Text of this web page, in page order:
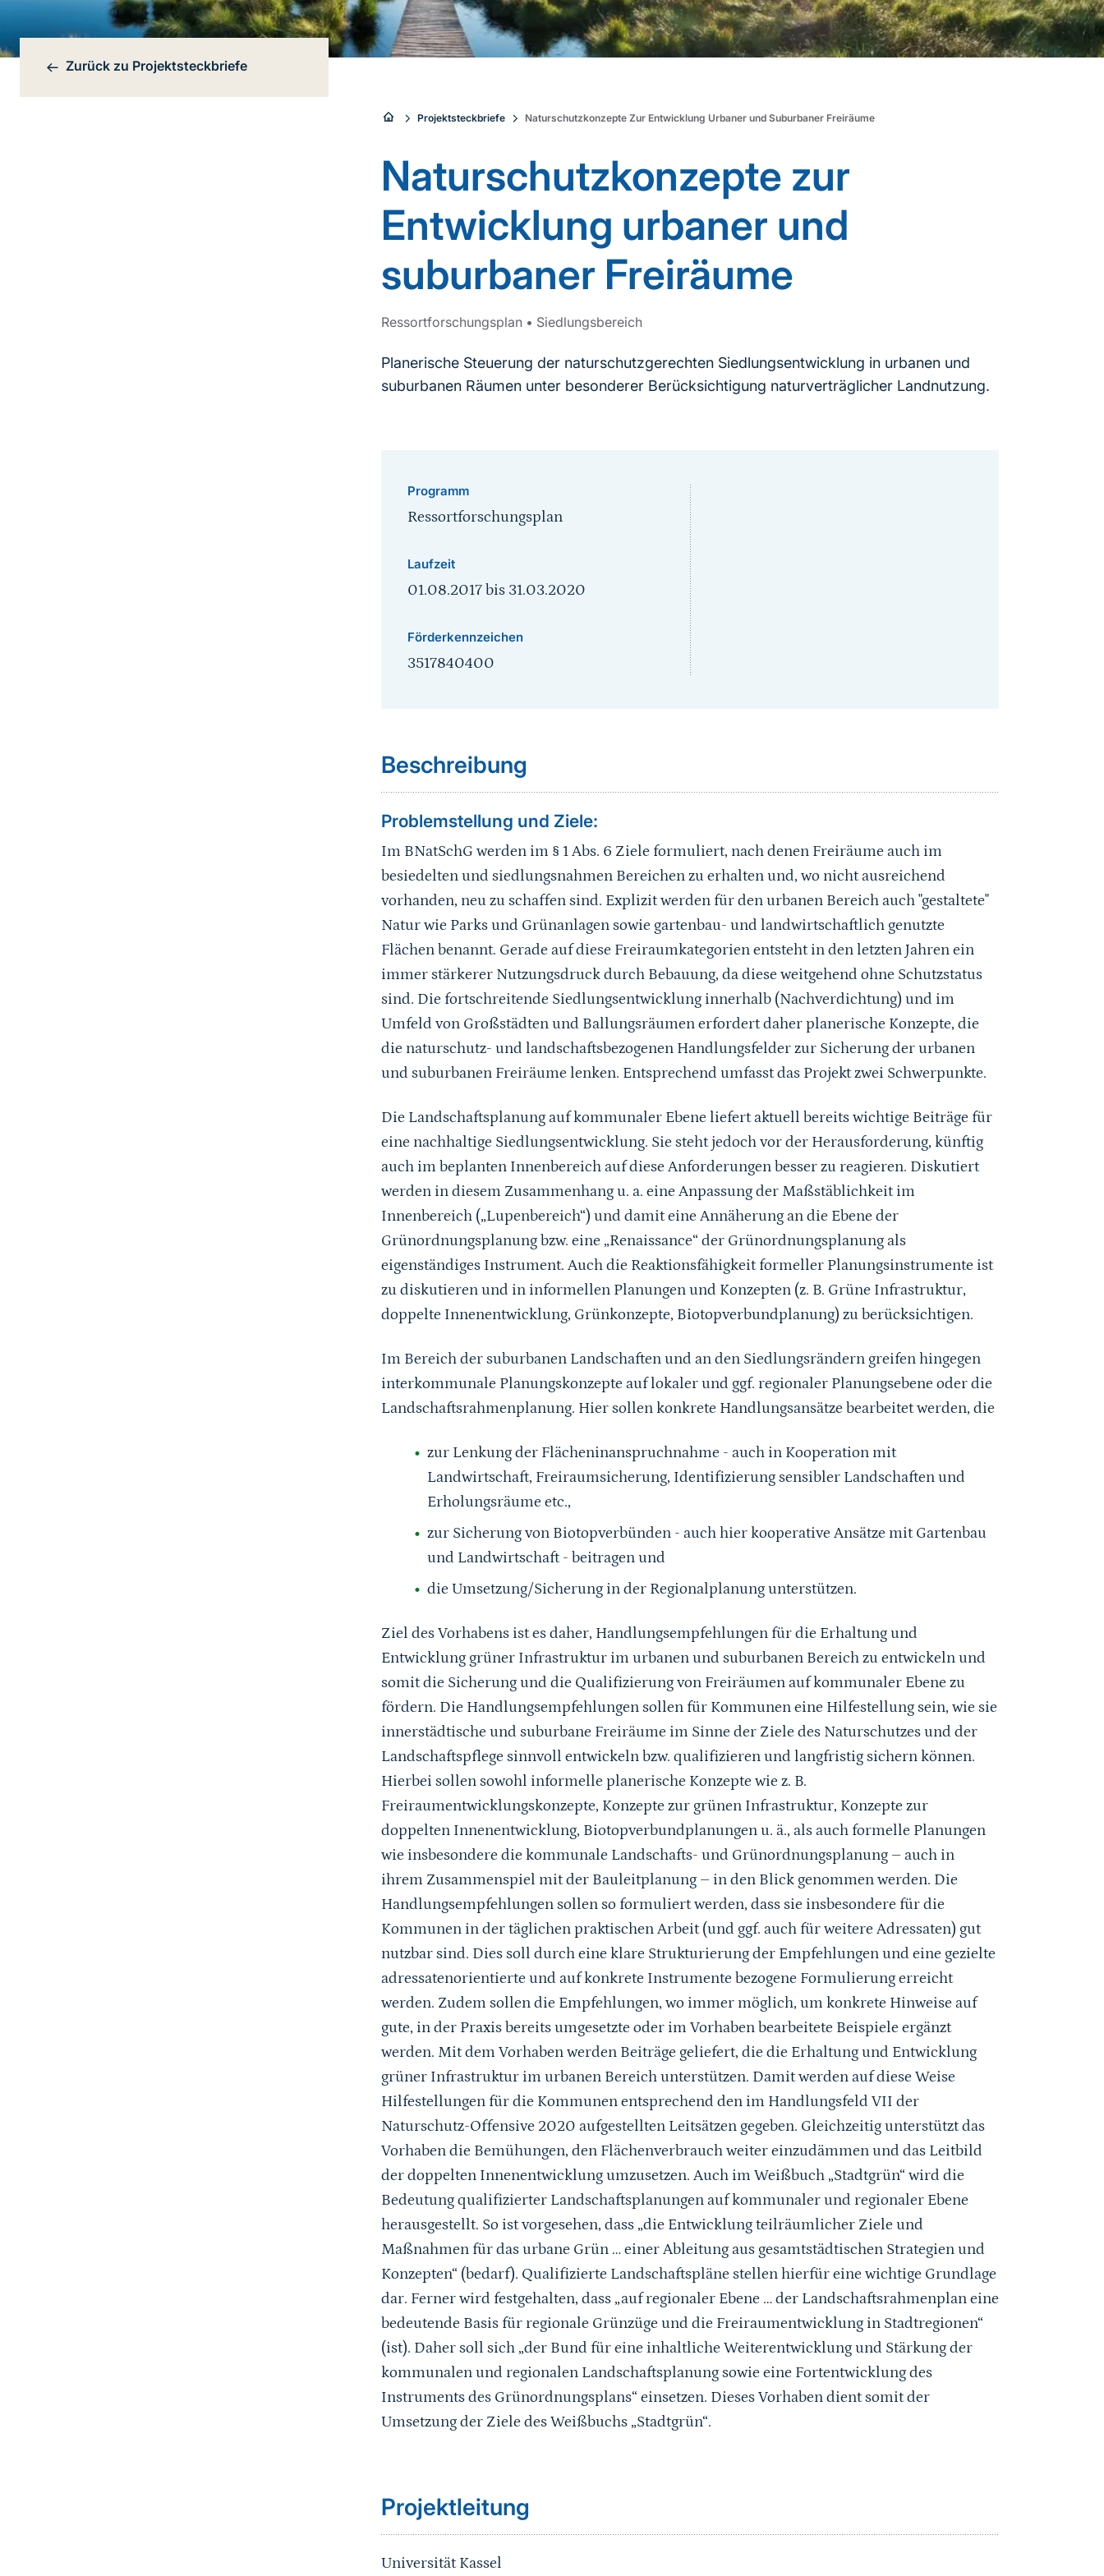
Bereichsnavigation
Zurück zu Projektsteckbriefe
Sie
sind
hier:
Projektsteckbriefe Naturschutzkonzepte Zur Entwicklung Urbaner und Suburbaner Freiräume
Naturschutzkonzepte zur
Entwicklung urbaner und
suburbaner Freiräume
Ressortforschungsplan • Siedlungsbereich
Planerische Steuerung der naturschutzgerechten Siedlungsentwicklung in urbanen und
suburbanen Räumen unter besonderer Berücksichtigung naturverträglicher Landnutzung.
Programm
Ressortforschungsplan
Laufzeit
01.08.2017bis 31.03.2020
Förderkennzeichen
3517840400
Beschreibung
Problemstellung und Ziele:
Im BNatSchG werden im § 1 Abs. 6 Ziele formuliert, nach denen Freiräume auch im
besiedelten und siedlungsnahmen Bereichen zu erhalten und, wo nicht ausreichend
vorhanden, neu zu schaffen sind. Explizit werden für den urbanen Bereich auch "gestaltete"
Natur wie Parks und Grünanlagen sowie gartenbau- und landwirtschaftlich genutzte
Flächen benannt. Gerade auf diese Freiraumkategorien entsteht in den letzten Jahren ein
immer stärkerer Nutzungsdruck durch Bebauung, da diese weitgehend ohne Schutzstatus
sind. Die fortschreitende Siedlungsentwicklung innerhalb (Nachverdichtung) und im
Umfeld von Großstädten und Ballungsräumen erfordert daher planerische Konzepte, die
die naturschutz- und landschaftsbezogenen Handlungsfelder zur Sicherung der urbanen
und suburbanen Freiräume lenken. Entsprechend umfasst das Projekt zwei Schwerpunkte.
Die Landschaftsplanung auf kommunaler Ebene liefert aktuell bereits wichtige Beiträge für
eine nachhaltige Siedlungsentwicklung. Sie steht jedoch vor der Herausforderung, künftig
auch im beplanten Innenbereich auf diese Anforderungen besser zu reagieren. Diskutiert
werden in diesem Zusammenhang u. a. eine Anpassung der Maßstäblichkeit im
Innenbereich („Lupenbereich“) und damit eine Annäherung an die Ebene der
Grünordnungsplanung bzw. eine „Renaissance“ der Grünordnungsplanung als
eigenständiges Instrument. Auch die Reaktionsfähigkeit formeller Planungsinstrumente ist
zu diskutieren und in informellen Planungen und Konzepten (z. B. Grüne Infrastruktur,
doppelte Innenentwicklung, Grünkonzepte, Biotopverbundplanung) zu berücksichtigen.
Im Bereich der suburbanen Landschaften und an den Siedlungsrändern greifen hingegen
interkommunale Planungskonzepte auf lokaler und ggf. regionaler Planungsebene oder die
Landschaftsrahmenplanung. Hier sollen konkrete Handlungsansätze bearbeitet werden, die
zur Lenkung der Flächeninanspruchnahme - auch in Kooperation mit
Landwirtschaft, Freiraumsicherung, Identifizierung sensibler Landschaften und
Erholungsräume etc.,
zur Sicherung von Biotopverbünden - auch hier kooperative Ansätze mit Gartenbau
und Landwirtschaft - beitragen und
die Umsetzung/Sicherung in der Regionalplanung unterstützen.
Ziel des Vorhabens ist es daher, Handlungsempfehlungen für die Erhaltung und
Entwicklung grüner Infrastruktur im urbanen und suburbanen Bereich zu entwickeln und
somit die Sicherung und die Qualifizierung von Freiräumen auf kommunaler Ebene zu
fördern. Die Handlungsempfehlungen sollen für Kommunen eine Hilfestellung sein, wie sie
innerstädtische und suburbane Freiräume im Sinne der Ziele des Naturschutzes und der
Landschaftspflege sinnvoll entwickeln bzw. qualifizieren und langfristig sichern können.
Hierbei sollen sowohl informelle planerische Konzepte wie z. B.
Freiraumentwicklungskonzepte, Konzepte zur grünen Infrastruktur, Konzepte zur
doppelten Innenentwicklung, Biotopverbundplanungen u. ä., als auch formelle Planungen
wie insbesondere die kommunale Landschafts- und Grünordnungsplanung – auch in
ihrem Zusammenspiel mit der Bauleitplanung – in den Blick genommen werden. Die
Handlungsempfehlungen sollen so formuliert werden, dass sie insbesondere für die
Kommunen in der täglichen praktischen Arbeit (und ggf. auch für weitere Adressaten) gut
nutzbar sind. Dies soll durch eine klare Strukturierung der Empfehlungen und eine gezielte
adressatenorientierte und auf konkrete Instrumente bezogene Formulierung erreicht
werden. Zudem sollen die Empfehlungen, wo immer möglich, um konkrete Hinweise auf
gute, in der Praxis bereits umgesetzte oder im Vorhaben bearbeitete Beispiele ergänzt
werden. Mit dem Vorhaben werden Beiträge geliefert, die die Erhaltung und Entwicklung
grüner Infrastruktur im urbanen Bereich unterstützen. Damit werden auf diese Weise
Hilfestellungen für die Kommunen entsprechend den im Handlungsfeld VII der
Naturschutz-Offensive 2020 aufgestellten Leitsätzen gegeben. Gleichzeitig unterstützt das
Vorhaben die Bemühungen, den Flächenverbrauch weiter einzudämmen und das Leitbild
der doppelten Innenentwicklung umzusetzen. Auch im Weißbuch „Stadtgrün“ wird die
Bedeutung qualifizierter Landschaftsplanungen auf kommunaler und regionaler Ebene
herausgestellt. So ist vorgesehen, dass „die Entwicklung teilräumlicher Ziele und
Maßnahmen für das urbane Grün … einer Ableitung aus gesamtstädtischen Strategien und
Konzepten“ (bedarf). Qualifizierte Landschaftspläne stellen hierfür eine wichtige Grundlage
dar. Ferner wird festgehalten, dass „auf regionaler Ebene … der Landschaftsrahmenplan eine
bedeutende Basis für regionale Grünzüge und die Freiraumentwicklung in Stadtregionen“
(ist). Daher soll sich „der Bund für eine inhaltliche Weiterentwicklung und Stärkung der
kommunalen und regionalen Landschaftsplanung sowie eine Fortentwicklung des
Instruments des Grünordnungsplans“ einsetzen. Dieses Vorhaben dient somit der
Umsetzung der Ziele des Weißbuchs „Stadtgrün“.
Projektleitung
Universität Kassel